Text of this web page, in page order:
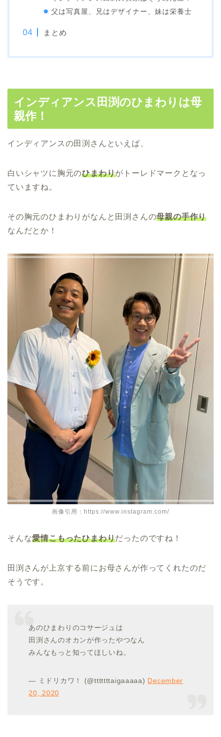
父は写真屋、兄はデザイナー、妹は栄養士
まとめ
インディアンス田渕のひまわりは母
親作！
インディアンスの田渕さんといえば、
白いシャツに胸元のひまわりがトーレドマークとなっ
ていますね。
その胸元のひまわりがなんと田渕さんの母親の手作り
なんだとか！
画像引用：https://www.instagram.com/
そんな愛情こもったひまわりだったのですね！
田渕さんが上京する前にお母さんが作ってくれたのだ
そうです。
あのひまわりのコサージュは
田渕さんのオカンが作ったやつなん
みんなもっと知ってほしいね。
— ミドリカワ！ (@tttttttaigaaaaa) December
20, 2020